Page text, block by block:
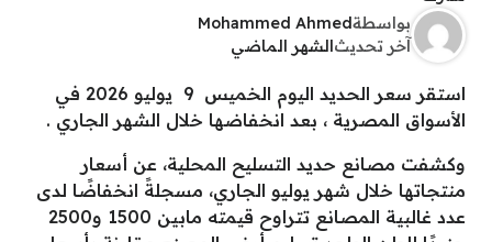
بواسطةMohammed Ahmed
آخر تحديثالشهر الماضي
استقر سعر الحديد اليوم الخميس 9 يوليو 2026 في
الأسواق المصرية ، بعد انخفاضها خلال الشهر الجاري .
وكشفت مصانع حديد التسليح المحلية، عن أسعار
منتجاتها خلال شهر يوليو الجاري، مسجلةً انخفاضًا لدى
عدد غالبية المصانع تتراوح قيمته مابين 1500 و2500